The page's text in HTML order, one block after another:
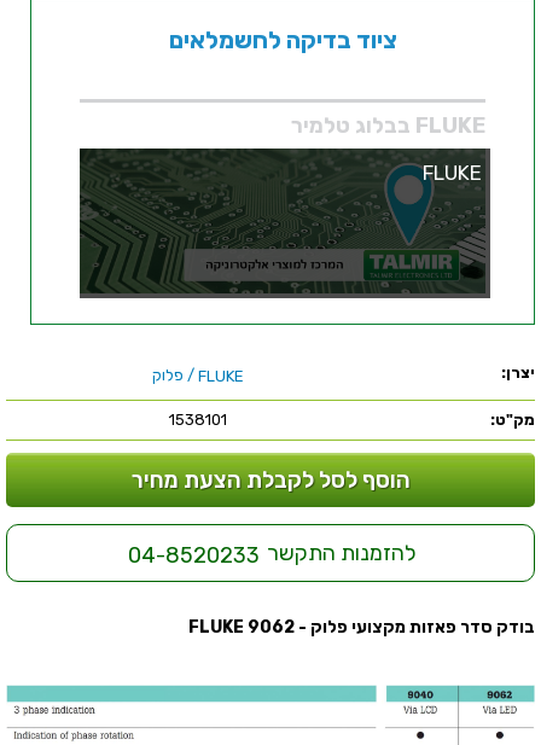
ציוד בדיקה לחשמלאים
FLUKE בבלוג טלמיר
FLUKE
יצרן: FLUKE / פלוק
מק"ט: 1538101
הוסף לסל לקבלת הצעת מחיר
להזמנות התקשר 04-8520233
בודק סדר פאזות מקצועי פלוק - FLUKE 9062